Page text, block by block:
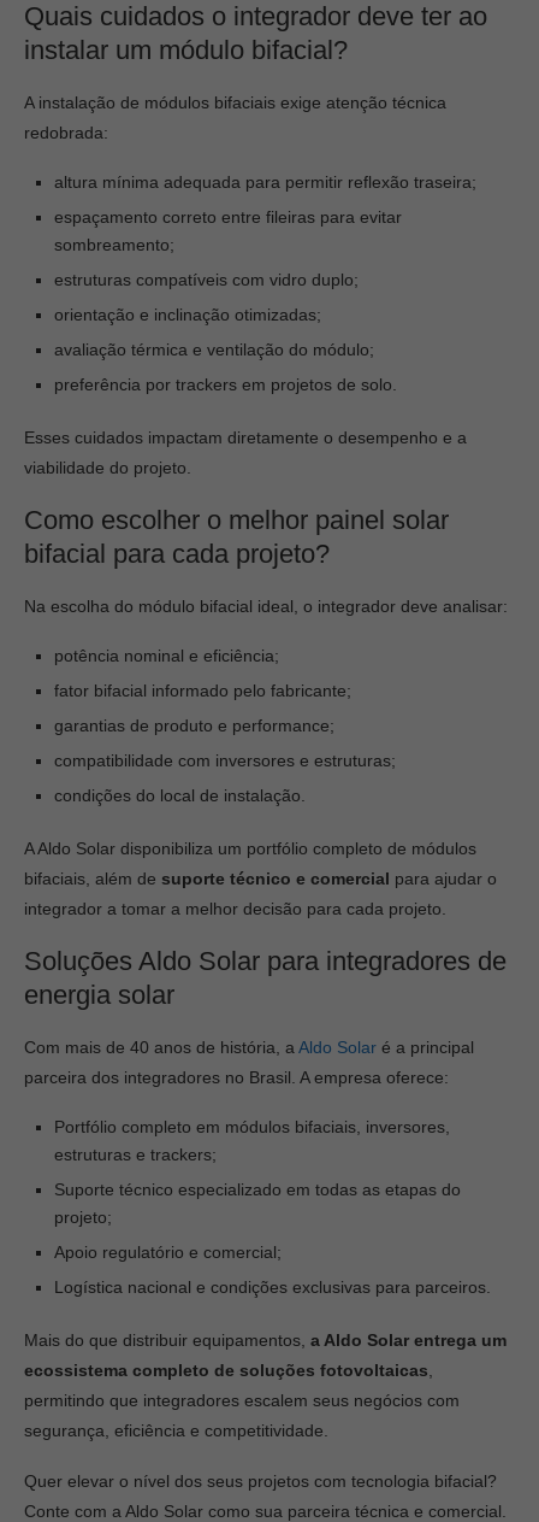
Quais cuidados o integrador deve ter ao
instalar um módulo bifacial?
A instalação de módulos bifaciais exige atenção técnica
redobrada:
altura mínima adequada para permitir reflexão traseira;
espaçamento correto entre fileiras para evitar
sombreamento;
estruturas compatíveis com vidro duplo;
orientação e inclinação otimizadas;
avaliação térmica e ventilação do módulo;
preferência por trackers em projetos de solo.
Esses cuidados impactam diretamente o desempenho e a
viabilidade do projeto.
Como escolher o melhor painel solar
bifacial para cada projeto?
Na escolha do módulo bifacial ideal, o integrador deve analisar:
potência nominal e eficiência;
fator bifacial informado pelo fabricante;
garantias de produto e performance;
compatibilidade com inversores e estruturas;
condições do local de instalação.
A Aldo Solar disponibiliza um portfólio completo de módulos
bifaciais, além de suporte técnico e comercial para ajudar o
integrador a tomar a melhor decisão para cada projeto.
Soluções Aldo Solar para integradores de
energia solar
Com mais de 40 anos de história, a Aldo Solar é a principal
parceira dos integradores no Brasil. A empresa oferece:
Portfólio completo em módulos bifaciais, inversores,
estruturas e trackers;
Suporte técnico especializado em todas as etapas do
projeto;
Apoio regulatório e comercial;
Logística nacional e condições exclusivas para parceiros.
Mais do que distribuir equipamentos, a Aldo Solar entrega um
ecossistema completo de soluções fotovoltaicas
permitindo que integradores escalem seus negócios com
segurança, eficiência e competitividade.
Quer elevar o nível dos seus projetos com tecnologia bifacial?
Conte com a Aldo Solar como sua parceira técnica e comercial.